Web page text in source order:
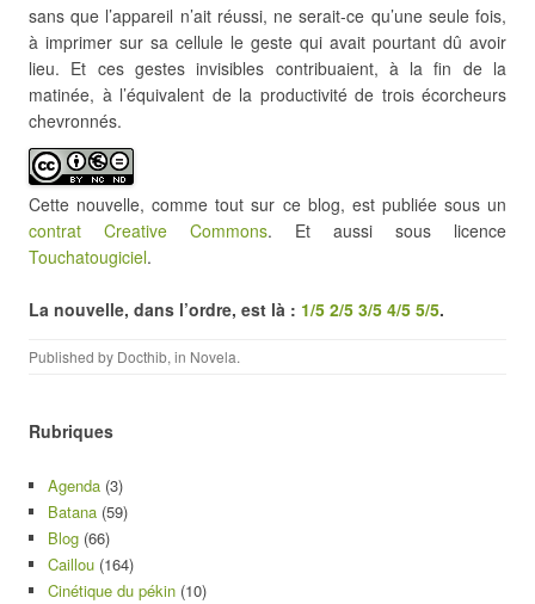
sans que l’appareil n’ait réussi, ne serait-ce qu’une seule fois,
à imprimer sur sa cellule le geste qui avait pourtant dû avoir
lieu. Et ces gestes invisibles contribuaient, à la fin de la
matinée, à l’équivalent de la productivité de trois écorcheurs
chevronnés.
Cette nouvelle, comme tout sur ce blog, est publiée sous un
contrat Creative Commons. Et aussi sous licence
Touchatougiciel.
La nouvelle, dans l’ordre, est là : 1/5 2/5 3/5 4/5 5/5.
Published by Docthib, in Novela.
Rubriques
Agenda (3)
Batana (59)
Blog (66)
Caillou (164)
Cinétique du pékin (10)